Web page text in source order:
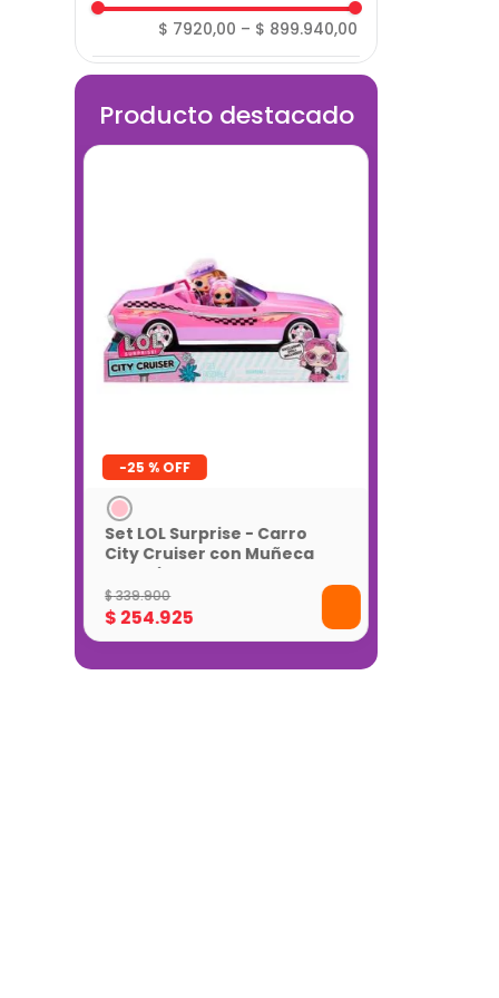
Ciencia
Construcción
Costura
Pegatinas
$ 7920,00 – $ 899.940,00
Producto destacado
-25 %
Set LOL Surprise - Carro
City Cruiser con Muñeca
Exclusiva
$339.900
$254.925